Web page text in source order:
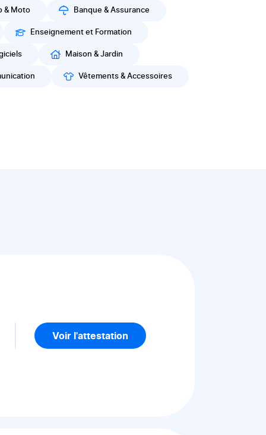
& Moto Banque & Assurance
Enseignement et Formation
Maison & Jardin
Vêtements & Accessoires
Voir l'attestation